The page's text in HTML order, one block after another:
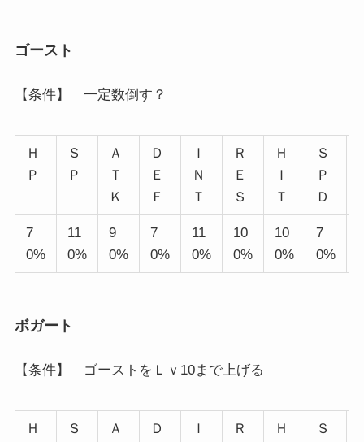
ゴースト
【条件】 一定数倒す？
Ｈ
Ｐ
Ｓ
Ｐ
Ａ
Ｔ
Ｋ
Ｄ
Ｅ
Ｆ
Ｉ
Ｎ
Ｔ
Ｒ
Ｅ
Ｓ
Ｈ
Ｉ
Ｔ
Ｓ
Ｐ
Ｄ
7
0%
11
0%
9
0%
7
0%
11
0%
10
0%
10
0%
7
0%
ボガート
【条件】 ゴーストをＬｖ10まで上げる
Ｈ
Ｓ
Ａ
Ｄ
Ｉ
Ｒ
Ｈ
Ｓ